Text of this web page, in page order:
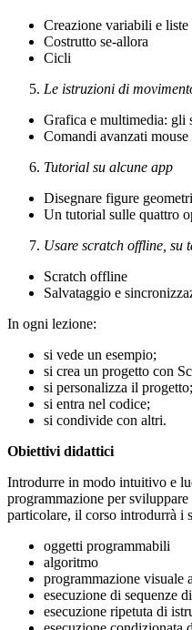
Creazione variabili e liste
Costrutto se-allora
Cicli
Le istruzioni di
Grafica e multimedia: gli
Comandi avanzati mouse
Tutorial su alcune app
Disegnare figure
Un tutorial sulle quattro
Usare scratch offline, su
Scratch offline
Salvataggio e
In ogni lezione:
si vede un esempio;
si crea un progetto con
si personalizza il progetto;
si entra nel codice;
si condivide con altri.
Obiettivi didattici
Introdurre in modo intuitivo e
programmazione per
particolare, il corso introdurrà i
oggetti programmabili
algoritmo
programmazione visuale
esecuzione di sequenze
esecuzione ripetuta di